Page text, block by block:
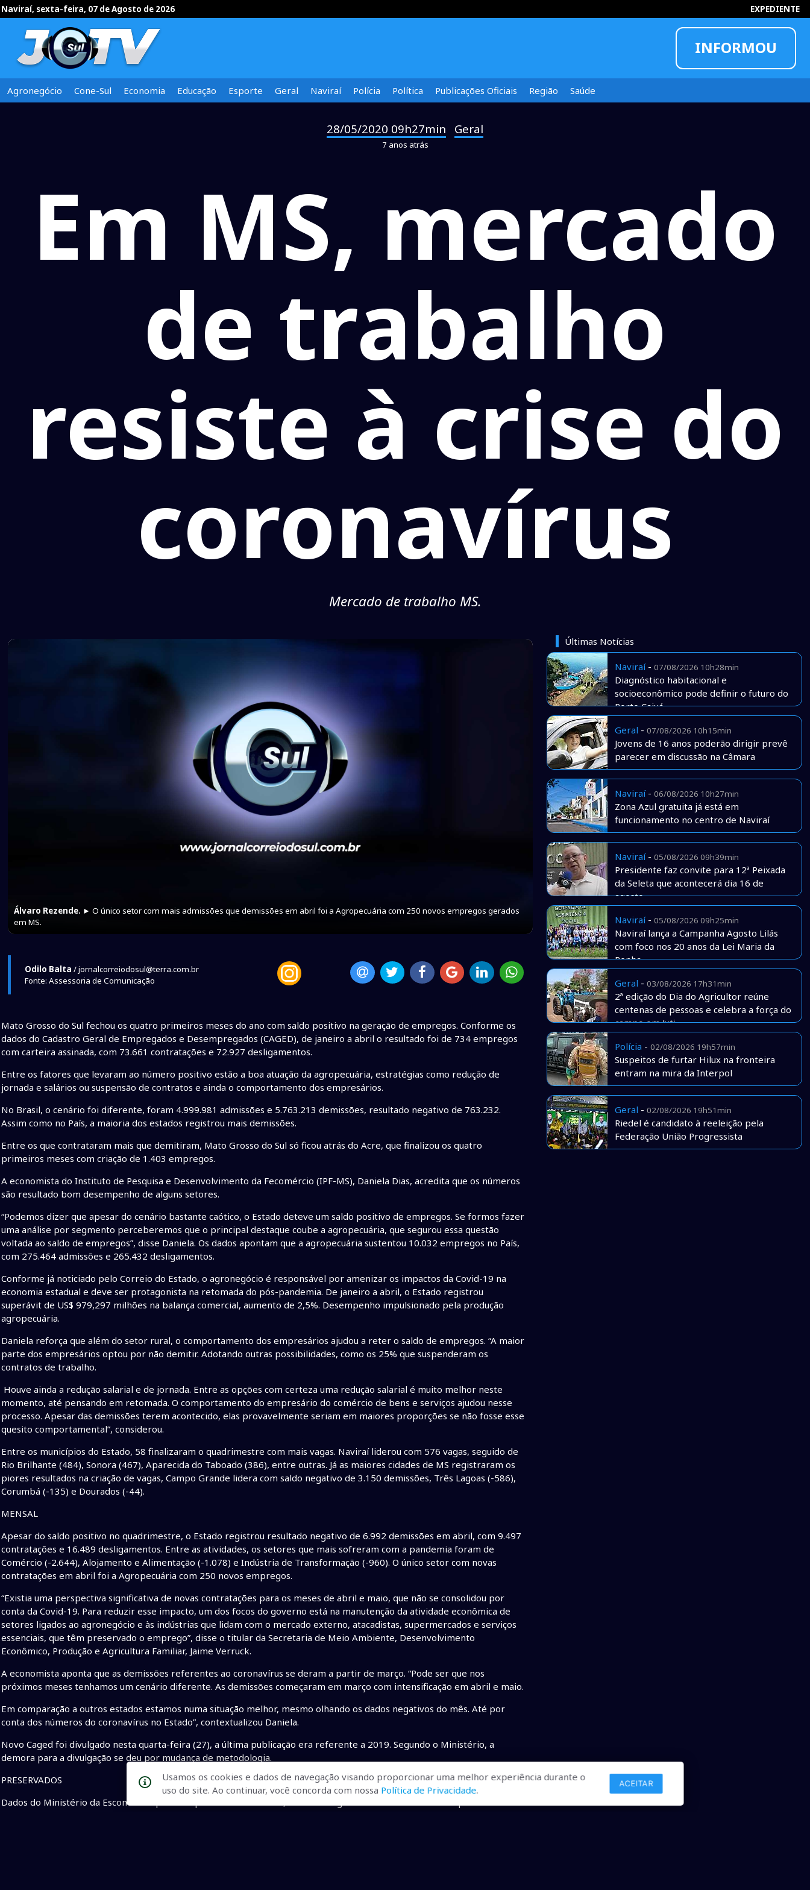
Naviraí, sexta-feira, 07 de Agosto de 2026 EXPEDIENTE
INFORMOU
Agronegócio Cone-Sul Economia Educação Esporte Geral Naviraí Polícia Política Publicações Oficiais Região Saúde
28/05/2020 09h27min Geral
7 anos atrás
Em MS, mercado
de trabalho
resiste à crise do
coronavírus
Mercado de trabalho MS.
Álvaro Rezende. ► O único setor com mais admissões que demissões em abril foi a Agropecuária com 250 novos empregos gerados
em MS.
Odilo Balta / jornalcorreiodosul@terra.com.br
Fonte: Assessoria de Comunicação
Mato Grosso do Sul fechou os quatro primeiros meses do ano com saldo positivo na geração de empregos. Conforme os
dados do Cadastro Geral de Empregados e Desempregados (CAGED), de janeiro a abril o resultado foi de 734 empregos
com carteira assinada, com 73.661 contratações e 72.927 desligamentos.
Entre os fatores que levaram ao número positivo estão a boa atuação da agropecuária, estratégias como redução de
jornada e salários ou suspensão de contratos e ainda o comportamento dos empresários.
No Brasil, o cenário foi diferente, foram 4.999.981 admissões e 5.763.213 demissões, resultado negativo de 763.232.
Assim como no País, a maioria dos estados registrou mais demissões.
Entre os que contrataram mais que demitiram, Mato Grosso do Sul só ficou atrás do Acre, que finalizou os quatro
primeiros meses com criação de 1.403 empregos.
A economista do Instituto de Pesquisa e Desenvolvimento da Fecomércio (IPF-MS), Daniela Dias, acredita que os números
são resultado bom desempenho de alguns setores.
“Podemos dizer que apesar do cenário bastante caótico, o Estado deteve um saldo positivo de empregos. Se formos fazer
uma análise por segmento perceberemos que o principal destaque coube a agropecuária, que segurou essa questão
voltada ao saldo de empregos”, disse Daniela. Os dados apontam que a agropecuária sustentou 10.032 empregos no País,
com 275.464 admissões e 265.432 desligamentos.
Conforme já noticiado pelo Correio do Estado, o agronegócio é responsável por amenizar os impactos da Covid-19 na
economia estadual e deve ser protagonista na retomada do pós-pandemia. De janeiro a abril, o Estado registrou
superávit de US$ 979,297 milhões na balança comercial, aumento de 2,5%. Desempenho impulsionado pela produção
agropecuária.
Daniela reforça que além do setor rural, o comportamento dos empresários ajudou a reter o saldo de empregos. “A maior
parte dos empresários optou por não demitir. Adotando outras possibilidades, como os 25% que suspenderam os
contratos de trabalho.
Houve ainda a redução salarial e de jornada. Entre as opções com certeza uma redução salarial é muito melhor neste
momento, até pensando em retomada. O comportamento do empresário do comércio de bens e serviços ajudou nesse
processo. Apesar das demissões terem acontecido, elas provavelmente seriam em maiores proporções se não fosse esse
quesito comportamental”, considerou.
Entre os municípios do Estado, 58 finalizaram o quadrimestre com mais vagas. Naviraí liderou com 576 vagas, seguido de
Rio Brilhante (484), Sonora (467), Aparecida do Taboado (386), entre outras. Já as maiores cidades de MS registraram os
piores resultados na criação de vagas, Campo Grande lidera com saldo negativo de 3.150 demissões, Três Lagoas (-586),
Corumbá (-135) e Dourados (-44).
MENSAL
Apesar do saldo positivo no quadrimestre, o Estado registrou resultado negativo de 6.992 demissões em abril, com 9.497
contratações e 16.489 desligamentos. Entre as atividades, os setores que mais sofreram com a pandemia foram de
Comércio (-2.644), Alojamento e Alimentação (-1.078) e Indústria de Transformação (-960). O único setor com novas
contratações em abril foi a Agropecuária com 250 novos empregos.
“Existia uma perspectiva significativa de novas contratações para os meses de abril e maio, que não se consolidou por
conta da Covid-19. Para reduzir esse impacto, um dos focos do governo está na manutenção da atividade econômica de
setores ligados ao agronegócio e às indústrias que lidam com o mercado externo, atacadistas, supermercados e serviços
essenciais, que têm preservado o emprego”, disse o titular da Secretaria de Meio Ambiente, Desenvolvimento
Econômico, Produção e Agricultura Familiar, Jaime Verruck.
A economista aponta que as demissões referentes ao coronavírus se deram a partir de março. “Pode ser que nos
próximos meses tenhamos um cenário diferente. As demissões começaram em março com intensificação em abril e maio.
Em comparação a outros estados estamos numa situação melhor, mesmo olhando os dados negativos do mês. Até por
conta dos números do coronavírus no Estado”, contextualizou Daniela.
Novo Caged foi divulgado nesta quarta-feira (27), a última publicação era referente a 2019. Segundo o Ministério, a
demora para a divulgação se deu por mudança de metodologia.
PRESERVADOS
Dados do Ministério da Esconomia apontam que até o fim de abril, o Estado registrou 21.069 contratos enquadrados na
Últimas Notícias
Naviraí- 07/08/2026 10h28min
Diagnóstico habitacional e
socioeconômico pode definir o futuro do
Porto Caiuá
Geral - 07/08/2026 10h15min
Jovens de 16 anos poderão dirigir prevê
parecer em discussão na Câmara
Naviraí- 06/08/2026 10h27min
Zona Azul gratuita já está em
funcionamento no centro de Naviraí
Naviraí- 05/08/2026 09h39min
Presidente faz convite para 12ª Peixada
da Seleta que acontecerá dia 16 de
agosto
Naviraí- 05/08/2026 09h25min
Naviraí lança a Campanha Agosto Lilás
com foco nos 20 anos da Lei Maria da
Penha
Geral - 03/08/2026 17h31min
2ª edição do Dia do Agricultor reúne
centenas de pessoas e celebra a força do
campo em Juti
Polícia - 02/08/2026 19h57min
Suspeitos de furtar Hilux na fronteira
entram na mira da Interpol
Geral - 02/08/2026 19h51min
Riedel é candidato à reeleição pela
Federação União Progressista
Usamos os cookies e dados de navegação visando proporcionar uma melhor experiência durante o
uso do site. Ao continuar, você concorda com nossa Política de Privacidade.
ACEITAR